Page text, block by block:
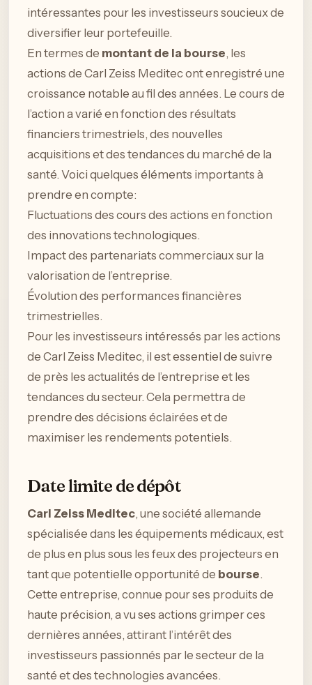
intéressantes pour les investisseurs soucieux de
diversifier leur portefeuille.
En termes de montant de la bourse, les
actions de Carl Zeiss Meditec ont enregistré une
croissance notable au fil des années. Le cours de
l’action a varié en fonction des résultats
financiers trimestriels, des nouvelles
acquisitions et des tendances du marché de la
santé. Voici quelques éléments importants à
prendre en compte:
Fluctuations des cours des actions en fonction
des innovations technologiques.
Impact des partenariats commerciaux sur la
valorisation de l’entreprise.
Évolution des performances financières
trimestrielles.
Pour les investisseurs intéressés par les actions
de Carl Zeiss Meditec, il est essentiel de suivre
de près les actualités de l’entreprise et les
tendances du secteur. Cela permettra de
prendre des décisions éclairées et de
maximiser les rendements potentiels.
Date limite de dépôt
Carl Zeiss Meditec, une société allemande
spécialisée dans les équipements médicaux, est
de plus en plus sous les feux des projecteurs en
tant que potentielle opportunité de bourse.
Cette entreprise, connue pour ses produits de
haute précision, a vu ses actions grimper ces
dernières années, attirant l’intérêt des
investisseurs passionnés par le secteur de la
santé et des technologies avancées.